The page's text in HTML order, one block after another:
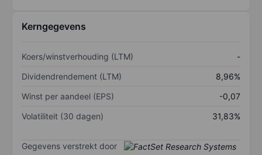
Kerngegevens
Koers/winstverhouding (LTM)
-
Dividendrendement (LTM)
8,96%
Winst per aandeel (EPS)
-0,07
Volatiliteit (30 dagen)
31,83%
Gegevens verstrekt door